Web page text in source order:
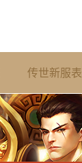
传世新服表